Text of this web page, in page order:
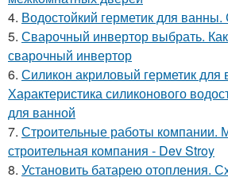
4. Водостойкий герметик для
5. Сварочный инвертор выбрать.
сварочный инвертор
6. Силикон акриловый герметик для
Характеристика силиконового
для ванной
7. Строительные работы компании.
строительная компания - Dev Stroy
8. Установить батарею отопления.